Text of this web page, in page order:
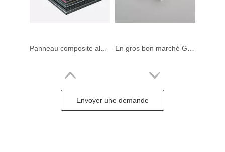
Envoyer une demande